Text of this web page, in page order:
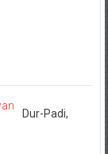
Dur-Padi,